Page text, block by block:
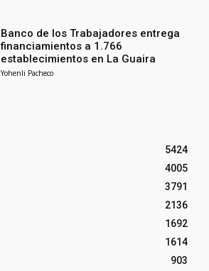
Banco de los Trabajadores entrega
financiamientos a 1.766
establecimientos en La Guaira
Yohenli Pacheco
5424
4005
3791
2136
1692
1614
903